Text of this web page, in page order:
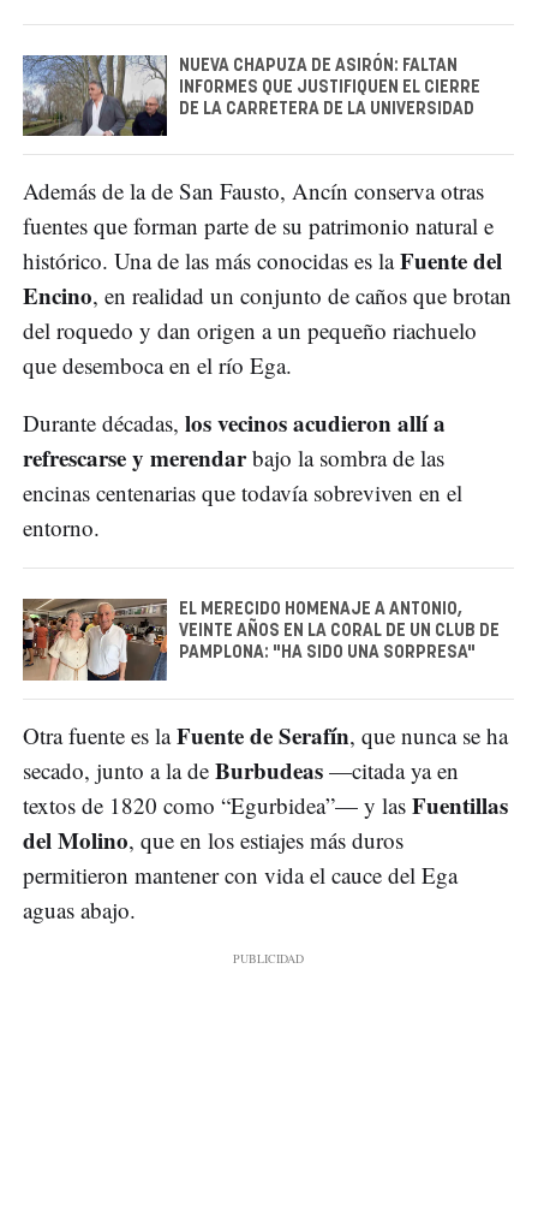
NUEVA CHAPUZA DE ASIRÓN: FALTAN
INFORMES QUE JUSTIFIQUEN EL CIERRE
DE LA CARRETERA DE LA UNIVERSIDAD
Además de la de San Fausto, Ancín conserva otras
fuentes que forman parte de su patrimonio natural e
histórico. Una de las más conocidas es laFuente del
Encino, en realidad un conjunto de caños que brotan
del roquedo y dan origen a un pequeño riachuelo
que desemboca en el río Ega.
Durante décadas, los vecinos acudieron allí a
refrescarse y merendarbajo la sombra de las
encinas centenarias que todavía sobreviven en el
entorno.
EL MERECIDO HOMENAJE A ANTONIO,
VEINTE AÑOS EN LA CORAL DE UN CLUB DE
PAMPLONA: "HA SIDO UNA SORPRESA"
Otra fuente es laFuente de Serafín, que nunca se ha
secado, junto a la de Burbudeas —citada ya en
textos de 1820 como “Egurbidea”— y las Fuentillas
del Molino, que en los estiajes más duros
permitieron mantener con vida el cauce del Ega
aguas abajo.